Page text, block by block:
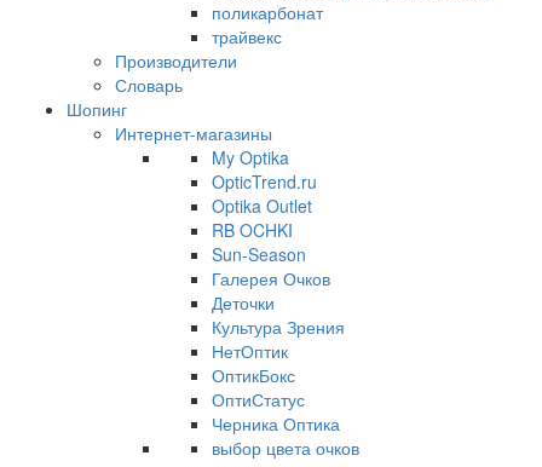
поликарбонат
трайвекс
Производители
Словарь
Шопинг
Интернет-магазины
My Optika
OpticTrend.ru
Optika Outlet
RB OCHKI
Sun-Season
Галерея Очков
Деточки
Культура Зрения
НетОптик
ОптикБокс
ОптиСтатус
Черника Оптика
выбор цвета очков